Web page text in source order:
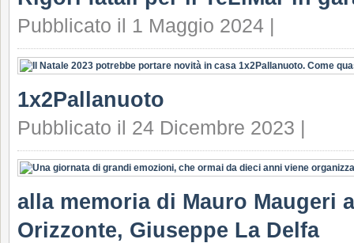
Pubblicato il 1 Maggio 2024 |
1x2Pallanuoto
Pubblicato il 24 Dicembre 2023 |
alla memoria di Mauro Maugeri
Orizzonte, Giuseppe La Delfa